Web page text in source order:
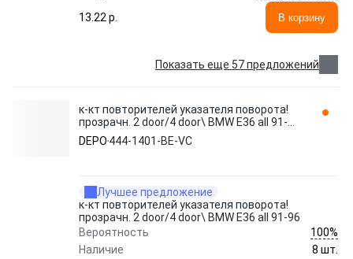
13.22 p.
В корзину
Показать еще 57 предложений
к-кт повторителей указателя поворота!
прозрачн. 2 door/4 door\ BMW E36 all 91-96
444-1401-BE-VC DEPO
DEPO 444-1401-BE-VC
Лучшее предложение
к-кт повторителей указателя поворота!
прозрачн. 2 door/4 door\ BMW E36 all 91-96
Вероятность
100%
Наличие
8 шт.